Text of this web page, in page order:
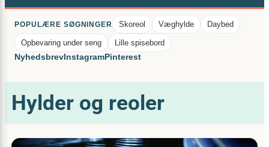
POPULÆRE SØGNINGER Skoreol Væghylde Daybed
Opbevaring under seng Lille spisebord
NyhedsbrevInstagramPinterest
Hylder og reoler